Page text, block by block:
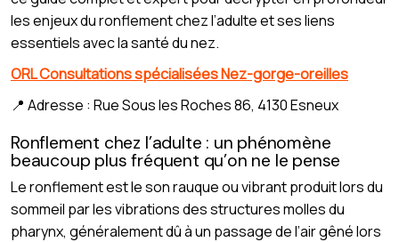
les enjeux du ronflement chez l’adulte et ses liens
essentiels avec la santé du nez.
ORL Consultations spécialisées Nez-gorge-oreilles
📍 Adresse : Rue Sous les Roches 86, 4130 Esneux
Ronflement chez l’adulte : un phénomène
beaucoup plus fréquent qu’on ne le pense
Le ronflement est le son rauque ou vibrant produit lors du
sommeil par les vibrations des structures molles du
pharynx, généralement dû à un passage de l’air gêné lors